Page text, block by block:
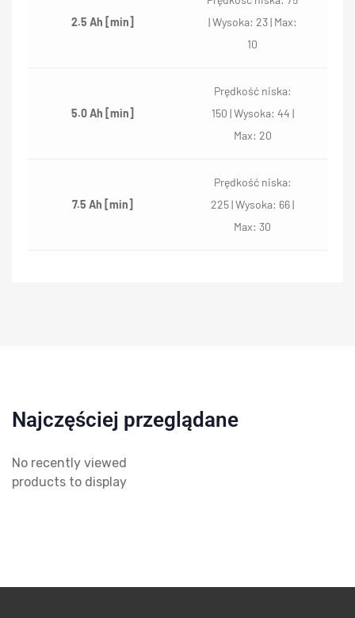
2.5 Ah [min]
| Wysoka: 23 | Max:
10
5.0 Ah [min]
Prędkość niska:
150 | Wysoka: 44 |
Max: 20
7.5 Ah [min]
Prędkość niska:
225 | Wysoka: 66 |
Max: 30
Najczęściej przeglądane
No recently viewed
products to display